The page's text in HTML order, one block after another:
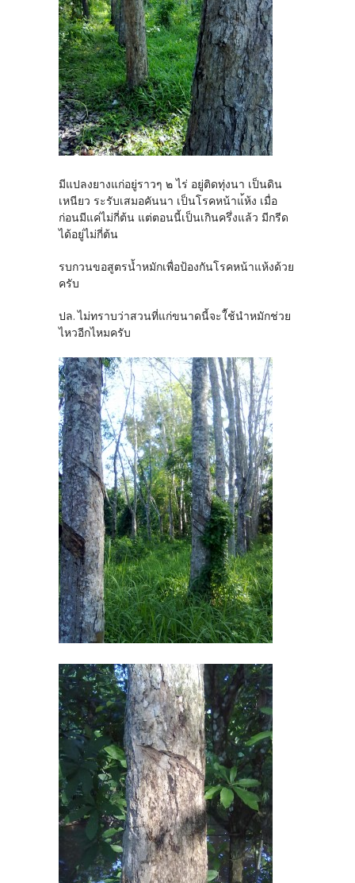
มีแปลงยางแก่อยู่ราวๆ ๒ ไร่ อยู่ติดทุ่งนา เป็นดิน
เหนียว ระรับเสมอคันนา เป็นโรคหน้าแ้ห้ง เมื่อ
ก่อนมีแค่ไม่กี่ต้น แต่ตอนนี้เป็นเกินครึ่งแล้ว มีกรีด
ได้อยู่ไม่กี่ต้น
รบกวนขอสูตรน้ำหมักเพื่อป้องกันโรคหน้าแห้งด้วย
ครับ
ปล. ไม่ทราบว่าสวนที่แก่ขนาดนี้จะใ้ช้นำหมักช่วย
ไหวอีกไหมครับ